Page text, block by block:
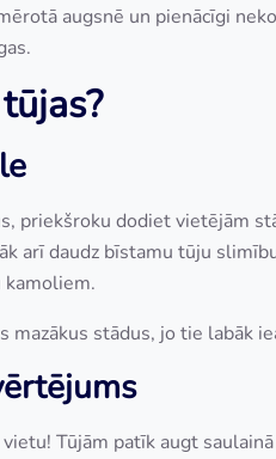
augsnē un pienācīgi
priekšroku dodiet vietējām
arī daudz bīstamu tūju
mazākus stādus, jo tie labāk
Tūjām patīk augt